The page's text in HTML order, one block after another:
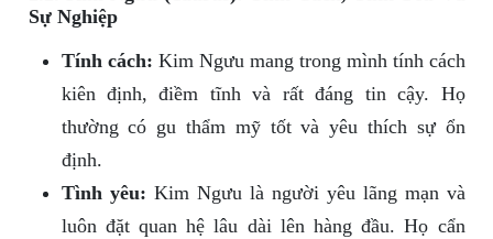
Sự Nghiệp
Tính cách: Kim Ngưu mang trong mình tính cách
kiên định, điềm tĩnh và rất đáng tin cậy. Họ
thường có gu thẩm mỹ tốt và yêu thích sự ổn
định.
Tình yêu: Kim Ngưu là người yêu lãng mạn và
luôn đặt quan hệ lâu dài lên hàng đầu. Họ cẩn